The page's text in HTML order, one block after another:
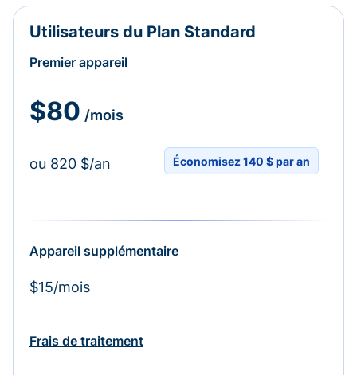
Utilisateurs du Plan Standard
Premier appareil
$80 /mois
ou 820 $/an Économisez 140 $ par an
Appareil supplémentaire
$15/mois
Frais de traitement